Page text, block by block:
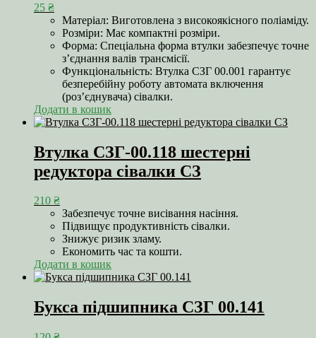
25 ₴
Матеріал: Виготовлена з високоякісного поліаміду.
Розміри: Має компактні розміри.
Форма: Спеціальна форма втулки забезпечує точне
з’єднання валів трансмісії.
Функціональність: Втулка СЗГ 00.001 гарантує
безперебійну роботу автомата включення
(роз’єднувача) сівалки.
Додати в кошик
Втулка СЗГ-00.118 шестерні
редуктора сівалки СЗ
210 ₴
Забезпечує точне висівання насіння.
Підвищує продуктивність сівалки.
Знижує ризик зламу.
Економить час та кошти.
Додати в кошик
Букса підшипника СЗГ 00.141